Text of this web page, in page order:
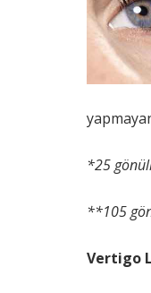
*25
**105
Vertigo